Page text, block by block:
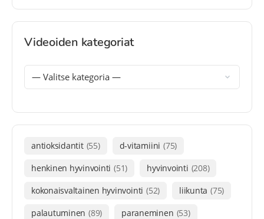
Videoiden kategoriat
antioksidantit (55) d-vitamiini (75)
henkinen hyvinvointi (51) hyvinvointi (208)
kokonaisvaltainen hyvinvointi (52) liikunta (75)
palautuminen (89) paraneminen (53)